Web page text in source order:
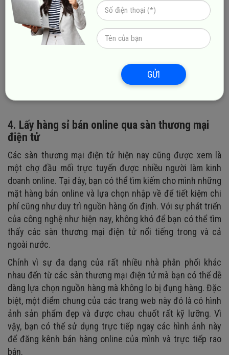
4. Lấy hàng sỉ bán online qua sàn thương mại
điện tử
Các sàn thương mại điện tử hiện nay cũng được xem là
một chợ đầu mối trực tuyến được nhiều người làm kinh
doanh online. Tại đây, bạn có thể tìm kiếm cho mình những
mặt hàng bán online và lựa chọn nhập về để tiết kiệm chi
phí cũng như duy trì nguồn hàng ổn định. Với sự phát triển
của công nghệ như hiện nay, không khó để bạn có thể tìm
thấy các sàn thương mại điện tử nổi tiếng trong và cả
ngoài nước.
Chính vì sự đa dạng của rất nhiều nhà phân phối khác
nhau đến từ các sàn thương mại điện tử mà bạn có thể dễ
dàng lựa chọn nguồn hàng mà không lo bị đụng hàng. Đặc
biệt, một điểm chung của các trang web này đó là có hình
ảnh sản phẩm đẹp và được chau chuốt rất kỹ lưỡng. Vì
vậy, bạn có thể sử dụng trực tiếp ngay các hình ảnh này
để đăng kênh bán hàng online của mình và trực tiếp rao
bán.
GỬI